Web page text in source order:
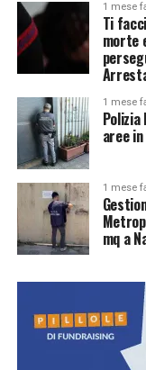
1 mese
Ti
morte
1 mese
aree
1 mese
mq a